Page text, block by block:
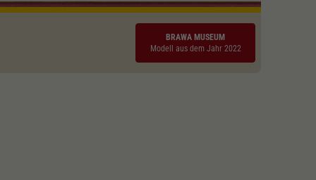
BRAWA MUSEUM
Modell aus dem Jahr 2022